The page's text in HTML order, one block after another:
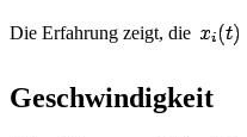
Die Erfahrung zeigt, die
Geschwindigkeit